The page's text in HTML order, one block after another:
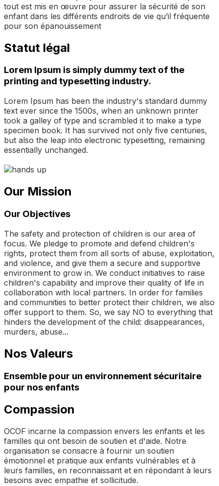
tout est mis en œuvre pour assurer la sécurité de son
enfant dans les différents endroits de vie qu’il fréquente
pour son épanouissement
Statut légal
Lorem Ipsum is simply dummy text of the
printing and typesetting industry.
Lorem Ipsum has been the industry's standard dummy
text ever since the 1500s, when an unknown printer
took a galley of type and scrambled it to make a type
specimen book. It has survived not only five centuries,
but also the leap into electronic typesetting, remaining
essentially unchanged.
Our Mission
Our Objectives
The safety and protection of children is our area of
focus. We pledge to promote and defend children's
rights, protect them from all sorts of abuse, exploitation,
and violence, and give them a secure and supportive
environment to grow in. We conduct initiatives to raise
children's capability and improve their quality of life in
collaboration with local partners. In order for families
and communities to better protect their children, we also
offer support to them. So, we say NO to everything that
hinders the development of the child: disappearances,
murders, abuse...
Nos Valeurs
Ensemble pour un environnement sécuritaire
pour nos enfants
Compassion
OCOF incarne la compassion envers les enfants et les
familles qui ont besoin de soutien et d'aide. Notre
organisation se consacre à fournir un soutien
émotionnel et pratique aux enfants vulnérables et à
leurs familles, en reconnaissant et en répondant à leurs
besoins avec empathie et sollicitude.